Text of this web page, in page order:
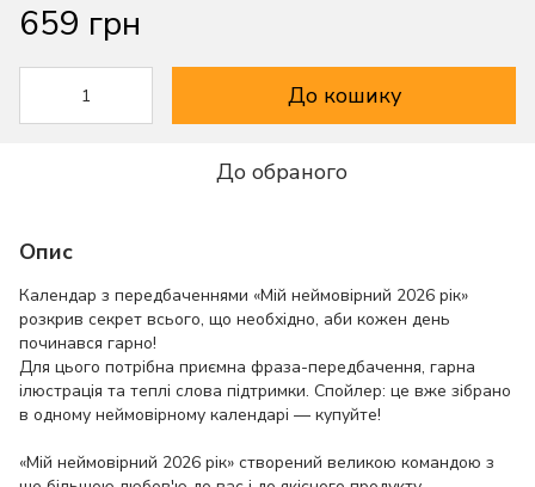
659 грн
До кошику
До обраного
Опис
Календар з передбаченнями «Мій неймовірний 2026 рік»
розкрив секрет всього, що необхідно, аби кожен день
починався гарно!
Для цього потрібна приємна фраза-передбачення, гарна
ілюстрація та теплі слова підтримки. Спойлер: це вже зібрано
в одному неймовірному календарі — купуйте!
«Мій неймовірний 2026 рік» створений великою командою з